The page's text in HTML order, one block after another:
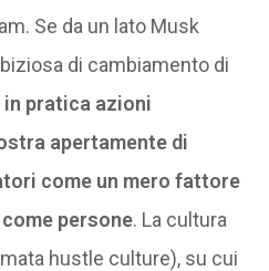
Se da un lato Musk
di cambiamento di
in pratica azioni
apertamente di
come un mero fattore
persone. La cultura
hustle culture), su cui